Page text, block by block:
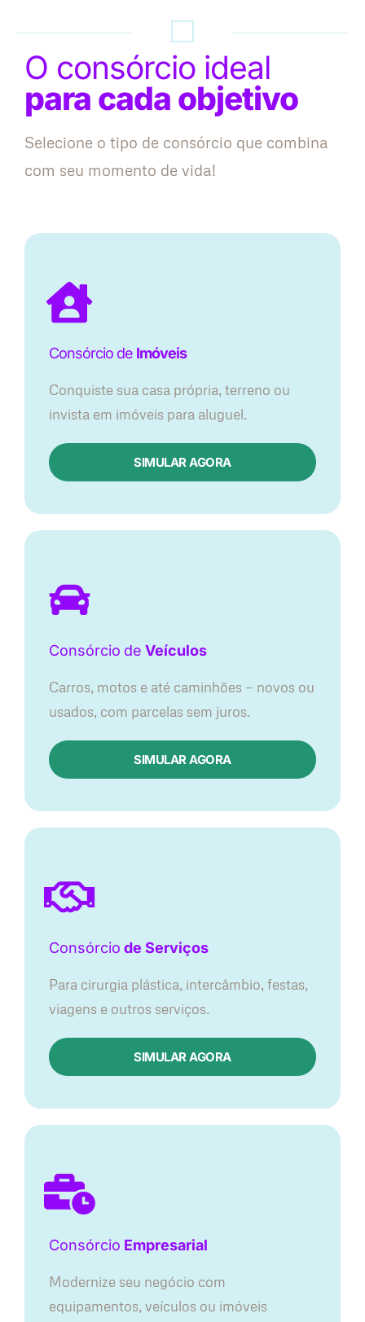
O consórcio ideal
para cada objetivo
Selecione o tipo de consórcio que combina
com seu momento de vida!
Consórcio de Imóveis
Conquiste sua casa própria, terreno ou
invista em imóveis para aluguel.
SIMULAR AGORA​
Consórcio de Veículos
Carros, motos e até caminhões — novos ou
usados, com parcelas sem juros.
SIMULAR AGORA
Consórcio de Serviços
Para cirurgia plástica, intercâmbio, festas,
viagens e outros serviços.
SIMULAR AGORA
Consórcio Empresarial
Modernize seu negócio com
equipamentos, veículos ou imóveis